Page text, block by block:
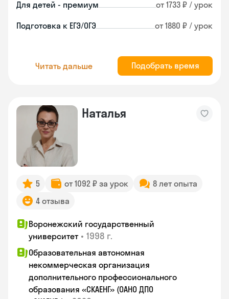
Для детей - премиум от 1733 ₽ / урок
Подготовка к ЕГЭ/ОГЭ от 1880 ₽ / урок
Читать дальше Подобрать время
Наталья
5 от 1092 ₽ за урок
8 лет опыта
4 отзыва
Воронежский государственный
университет • 1998 г.
Образовательная автономная
некоммерческая организация
дополнительного профессионального
образования «СКАЕНГ» (ОАНО ДПО